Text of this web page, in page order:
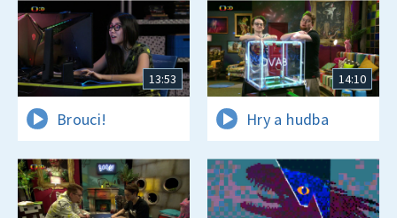
13:53
Brouci!
14:10
Hry a hudba